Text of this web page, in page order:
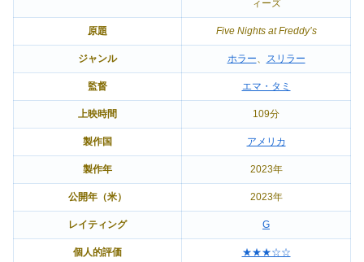
ィーズ
原題 Five Nights at Freddy’s
ジャンル ホラー、 スリラー
監督 エマ・タミ
上映時間 109分
製作国 アメリカ
製作年 2023年
公開年（米） 2023年
レイティング G
個人的評価 ★★★☆☆